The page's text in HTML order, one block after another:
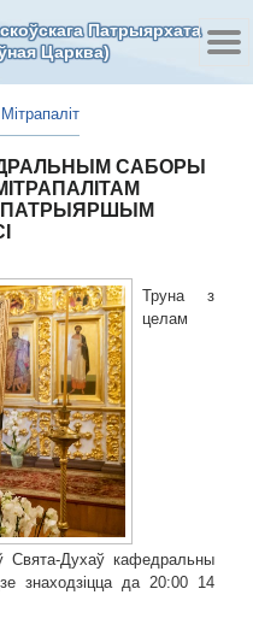
Патрыярхата
Царква)
Мітрапаліт
САБОРЫ
ПАТРЫЯРШЫМ
Труна з
целам
Свята-Духаў кафедральны
знаходзіцца да 20:00 14